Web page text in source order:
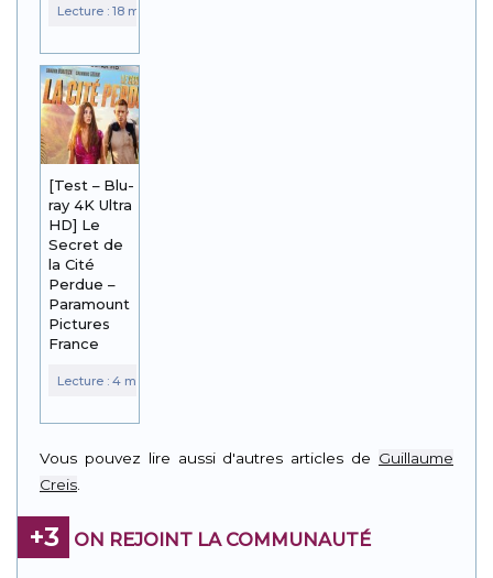
[Test – Blu-
ray 4K Ultra
HD] Le
Secret de
la Cité
Perdue –
Paramount
Pictures
France
Vous pouvez lire aussi d'autres articles de Guillaume
Creis
+3 ON REJOINT LA COMMUNAUTÉ